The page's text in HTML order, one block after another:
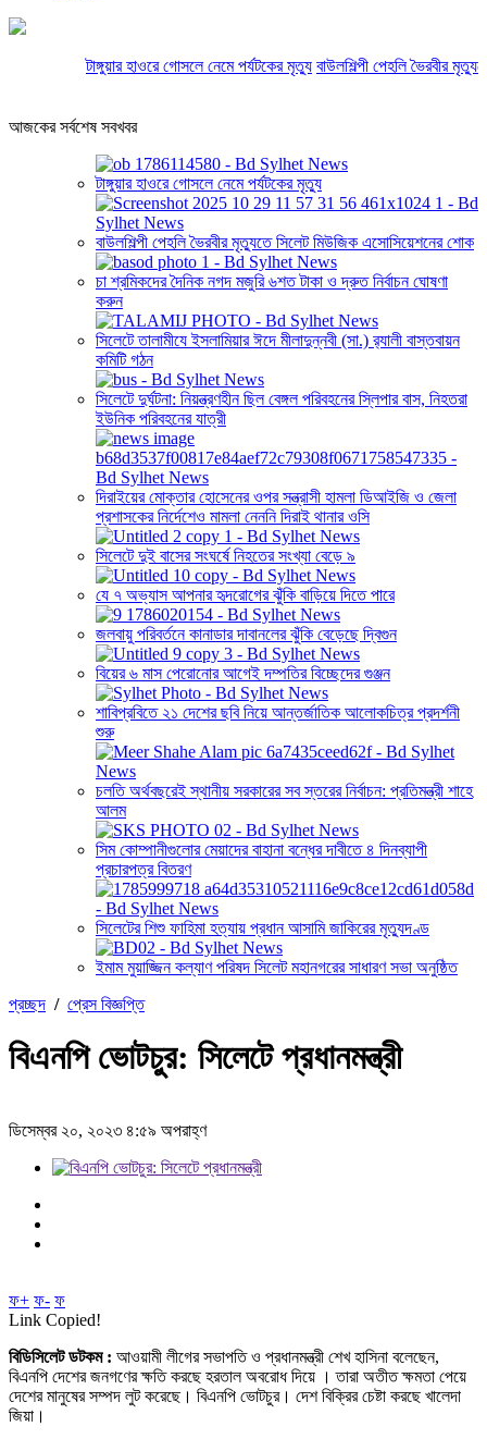
টাঙ্গুয়ার হাওরে গোসলে নেমে পর্যটকের মৃত্যু বাউলশিল্পী পেহলি ভৈরবীর
আজকের সর্বশেষ সবখবর
টাঙ্গুয়ার হাওরে গোসলে নেমে পর্যটকের মৃত্যু
বাউলশিল্পী পেহলি ভৈরবীর মৃত্যুতে সিলেট মিউজিক এসোসিয়েশনের শোক
চা শ্রমিকদের দৈনিক নগদ মজুরি ৬শত টাকা ও দ্রুত নির্বাচন ঘোষণা
করুন
সিলেটে তালামীযে ইসলামিয়ার ঈদে মীলাদুন্নবী (সা.) র‌্যালী বাস্তবায়ন
কমিটি গঠন
সিলেটে দুর্ঘটনা: নিয়ন্ত্রণহীন ছিল বেঙ্গল পরিবহনের স্লিপার বাস, নিহতরা
ইউনিক পরিবহনের যাত্রী
দিরাইয়ের মোক্তার হোসেনের ওপর সন্ত্রাসী হামলা ডিআইজি ও জেলা
প্রশাসকের নির্দেশেও মামলা নেননি দিরাই থানার ওসি
সিলেটে দুই বাসের সংঘর্ষে নিহতের সংখ্যা বেড়ে ৯
যে ৭ অভ্যাস আপনার হৃদরোগের ঝুঁকি বাড়িয়ে দিতে পারে
জলবায়ু পরিবর্তনে কানাডার দাবানলের ঝুঁকি বেড়েছে দ্বিগুন
বিয়ের ৬ মাস পেরোনোর আগেই দম্পতির বিচ্ছেদের গুঞ্জন
শাবিপ্রবিতে ২১ দেশের ছবি নিয়ে আন্তর্জাতিক আলোকচিত্র প্রদর্শনী
শুরু
চলতি অর্থবছরেই স্থানীয় সরকারের সব স্তরের নির্বাচন: প্রতিমন্ত্রী শাহে
আলম
সিম কোম্পানীগুলোর মেয়াদের বাহানা বন্ধের দাবীতে ৪ দিনব্যাপী
প্রচারপত্র বিতরণ
সিলেটের শিশু ফাহিমা হত্যায় প্রধান আসামি জাকিরের মৃত্যুদণ্ড
ইমাম মুয়াজ্জিন কল্যাণ পরিষদ সিলেট মহানগরের সাধারণ সভা অনুষ্ঠিত
প্রচ্ছদ / প্রেস বিজ্ঞপ্তি
বিএনপি ভোটচুর: সিলেটে প্রধানমন্ত্রী
ডিসেম্বর ২০, ২০২৩ ৪:৫৯ অপরাহ্ণ
ফ+ ফ- ফ
Link Copied!
বিডিসিলেট ডটকম : আওয়ামী লীগের সভাপতি ও প্রধানমন্ত্রী শেখ হাসিনা বলেছেন,
বিএনপি দেশের জনগণের ক্ষতি করছে হরতাল অবরোধ দিয়ে । তারা অতীত ক্ষমতা পেয়ে
দেশের মানুষের সম্পদ লুট করেছে। বিএনপি ভোটচুর। দেশ বিক্রির চেষ্টা করছে খালেদা
জিয়া।